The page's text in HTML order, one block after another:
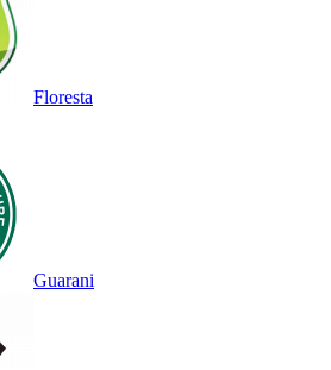
Floresta
Guarani